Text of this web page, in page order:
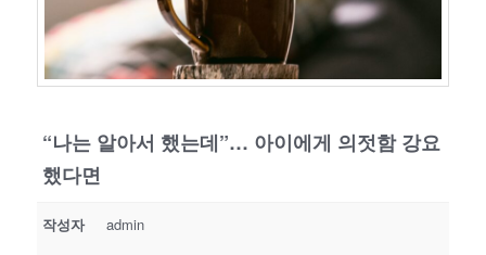
“나는 알아서 했는데”… 아이에게 의젓함 강요
했다면
작성자 admin